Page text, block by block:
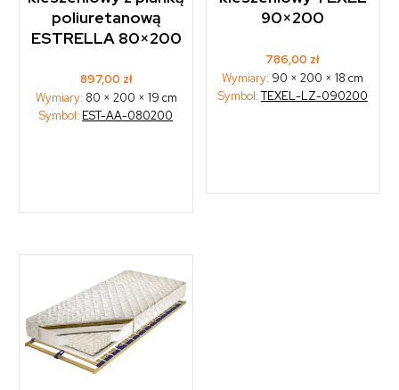
poliuretanową
ESTRELLA 80×200
897,00 zł
Wymiary: 80 × 200 × 19 cm
Symbol: EST-AA-080200
90×200
786,00 zł
Wymiary: 90 × 200 × 18 cm
Symbol:TEXEL-LZ-090200